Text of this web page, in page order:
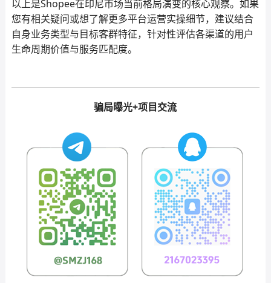
以上是Shopee在印尼市场当前格局演变的核心观察。如果
您有相关疑问或想了解更多平台运营实操细节，建议结合
自身业务类型与目标客群特征，针对性评估各渠道的用户
生命周期价值与服务匹配度。
骗局曝光+项目交流